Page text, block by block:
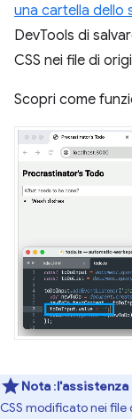
una cartella dello
DevTools di
CSS nei file di
Scopri come
Nota :l'assistenza
CSS modificato nei file